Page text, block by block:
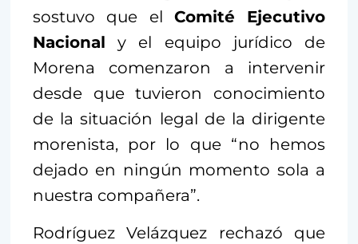
sostuvo que el Comité Ejecutivo
Nacional y el equipo jurídico de
Morena comenzaron a intervenir
desde que tuvieron conocimiento
de la situación legal de la dirigente
morenista, por lo que “no hemos
dejado en ningún momento sola a
nuestra compañera”.
Rodríguez Velázquez rechazó que